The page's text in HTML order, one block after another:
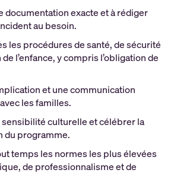
documentation exacte et à rédiger
au besoin.
les procédures de santé, de sécurité
l’enfance, y compris l’obligation de
et une communication
les familles.
sensibilité culturelle et célébrer la
du programme.
temps les normes les plus élevées
de professionnalisme et de